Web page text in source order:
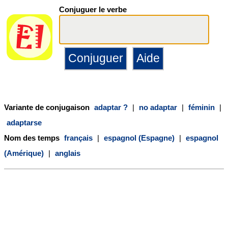
Conjuguer le verbe
Variante de conjugaison adaptar ? | no adaptar | féminin |
adaptarse
Nom des temps français | espagnol (Espagne) | espagnol
(Amérique) | anglais